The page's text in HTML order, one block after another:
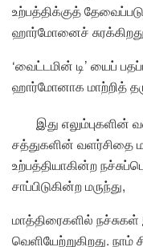
உற்பத்திக்குத்
ஹார்மோனைச்
‘வைட்டமின் டி’ யைப்
ஹார்மோனாக மாற்றித்
இது எலும்புகளின்
சத்துகளின் வளர்சிதை
உற்பத்தியாகின்ற
சாப்பிடுகின்ற மருந்து,
மாத்திரைகளில் நச்சுகள்
வெளியேற்றுகிறது.